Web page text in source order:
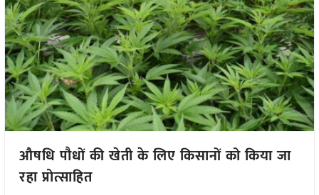
औषधि पौधों की खेती के लिए किसानों को किया जा
रहा प्रोत्साहित